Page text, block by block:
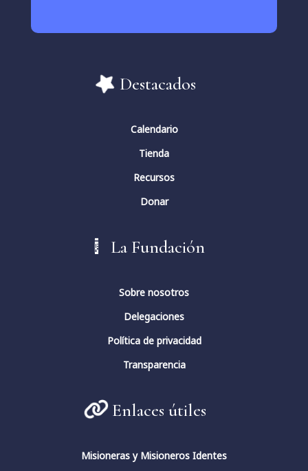
Destacados
Calendario
Tienda
Recursos
Donar
La Fundación
Sobre nosotros
Delegaciones
Política de privacidad
Transparencia
Enlaces útiles
Misioneras y Misioneros Identes